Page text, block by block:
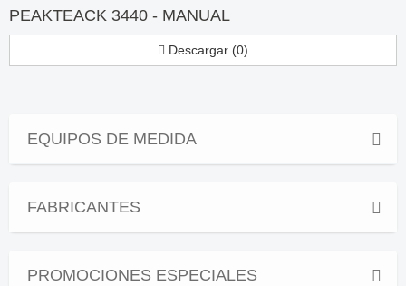
PEAKTEACK 3440 - MANUAL
Descargar (0)
EQUIPOS DE MEDIDA
FABRICANTES
PROMOCIONES ESPECIALES